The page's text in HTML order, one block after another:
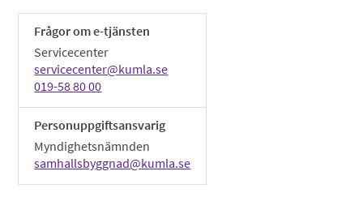
Frågor om e-tjänsten
Servicecenter
servicecenter@kumla.se
019-58 80 00
Personuppgiftsansvarig
Myndighetsnämnden
samhallsbyggnad@kumla.se